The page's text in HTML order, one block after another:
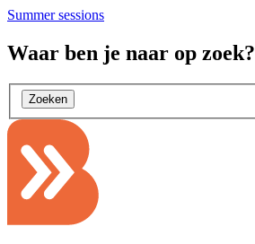
Summer sessions
Waar ben je naar op zoek?
Zoeken